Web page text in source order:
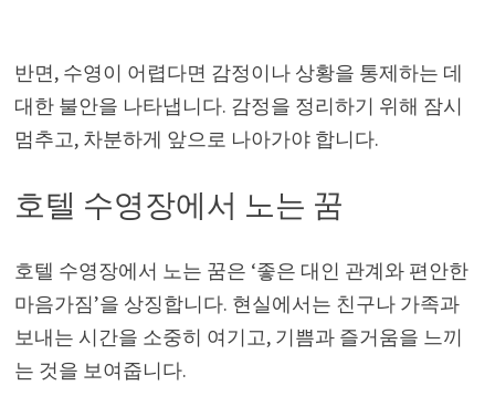
반면, 수영이 어렵다면 감정이나 상황을 통제하는 데
대한 불안을 나타냅니다. 감정을 정리하기 위해 잠시
멈추고, 차분하게 앞으로 나아가야 합니다.
호텔 수영장에서 노는 꿈
호텔 수영장에서 노는 꿈은 ‘좋은 대인 관계와 편안한
마음가짐’을 상징합니다. 현실에서는 친구나 가족과
보내는 시간을 소중히 여기고, 기쁨과 즐거움을 느끼
는 것을 보여줍니다.